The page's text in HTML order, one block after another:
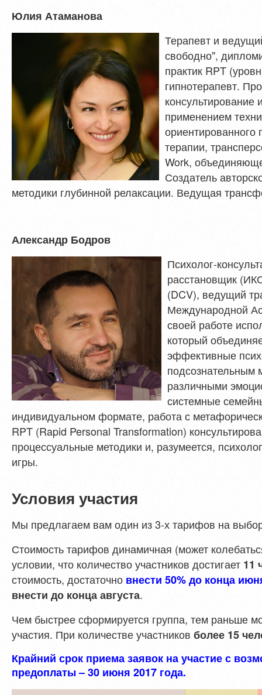
Юлия Атаманова
Терапевт и
свободно",
практик RPT
гипнотерапевт.
консультирование
применением
ориентированного
терапии,
Work,
Создатель
методики глубинной релаксации. Ведущая
Александр Бодров
Психолог-
расстановщик
(DCV), ведущий
Международной
своей работе
который
эффективные
подсознательным
различными
системные
индивидуальном формате, работа с
RPT (Rapid Personal Transformation)
процессуальные методики и, разумеется,
игры.
Условия участия
Мы предлагаем вам один из 3-х тарифов на
Стоимость тарифов динамичная (может
условии, что количество участников достигает 11
стоимость, достаточно внести 50% до конца
внести до конца августа.
Чем быстрее сформируется группа, тем раньше
участия. При количестве участниковболее 15
Крайний срок приема заявок на участие с
предоплаты – 30 июня 2017 года.